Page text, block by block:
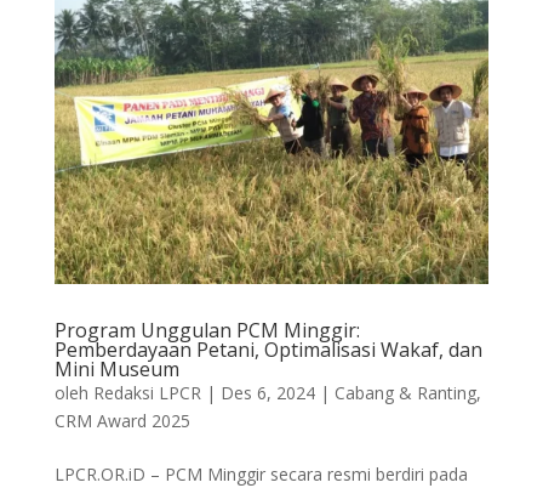
Program Unggulan PCM Minggir:
Pemberdayaan Petani, Optimalisasi Wakaf, dan
Mini Museum
oleh Redaksi LPCR | Des 6, 2024| Cabang & Ranting,
CRM Award 2025
LPCR.OR.iD – PCM Minggir secara resmi berdiri pada